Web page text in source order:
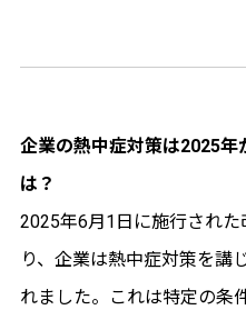
企業の熱中症対策は2025
は？
2025年6月1日に施行され
り、企業は熱中症対策を講
れました。これは特定の条